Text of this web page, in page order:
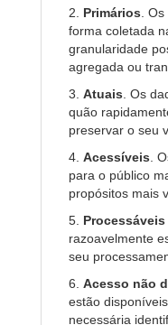
2. Primários .
forma coletada
granularidade
agregada ou
3. Atuais . Os
quão
preservar o seu
4. Acessíveis .
para o público
propósitos mais
5.
razoavelmente
seu
6. Acesso não
estão
necessária